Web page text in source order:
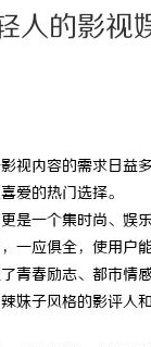
人的影视
视内容的需求日
爱的热门选择。
是一个集时尚、娱
一应俱全，使用户
青春励志、都市
妹子风格的影评